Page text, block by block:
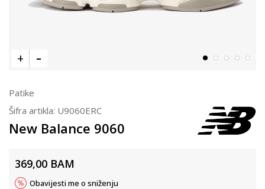
Patike
Šifra artikla: U9060ERC
New Balance 9060
369,00 BAM
Obavijesti me o sniženju